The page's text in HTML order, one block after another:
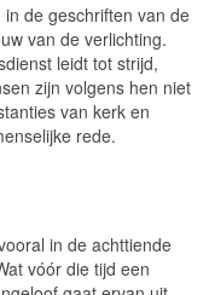
de geschriften van de
van de verlichting.
leidt tot strijd,
zijn volgens hen niet
van kerk en
rede.
in de achttiende
vóór die tijd een